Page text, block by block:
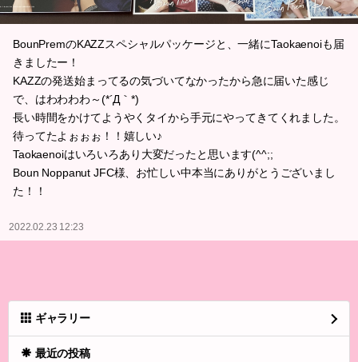
BounPremのKAZZスペシャルパッケージと、一緒にTaokaenoiも届
きましたー！
KAZZの発送始まってるの気づいてなかったから急に届いた感じ
で、はわわわわ～(*´Д｀*)
長い時間をかけてようやくタイから手元にやってきてくれました。
待ってたよぉぉぉ！！嬉しい♪
Taokaenoiはいろいろあり大変だったと思います(^^;;
Boun Noppanut JFC様、お忙しい中本当にありがとうございまし
た！！
2022.02.23 12:23
ギャラリー
最近の投稿